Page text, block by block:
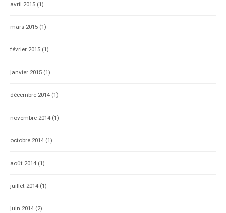
avril 2015 (1)
mars 2015 (1)
février 2015 (1)
janvier 2015 (1)
décembre 2014 (1)
novembre 2014 (1)
octobre 2014 (1)
août 2014 (1)
juillet 2014 (1)
juin 2014 (2)